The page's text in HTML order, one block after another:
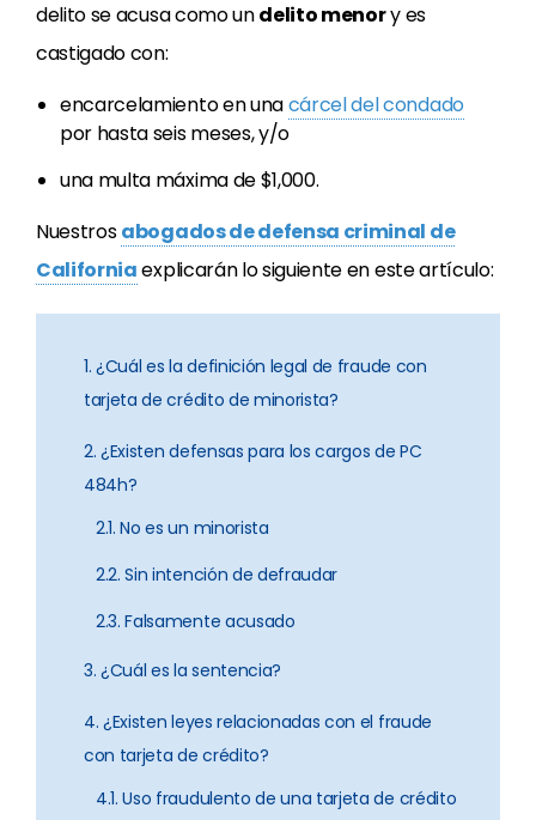
delito se acusa como undelito menory es
castigado con:
encarcelamiento en unacárcel del condado
por hasta seis meses, y/o
una multa máxima de $1,000.
Nuestrosabogados de defensa criminal de
Californiaexplicarán lo siguiente en este artículo:
1. ¿Cuál es la definición legal de fraude con
tarjeta de crédito de minorista?
2. ¿Existen defensas para los cargos de PC
484h?
2.1. No es un minorista
2.2. Sin intención de defraudar
2.3. Falsamente acusado
3. ¿Cuál es la sentencia?
4. ¿Existen leyes relacionadas con el fraude
con tarjeta de crédito?
4.1. Uso fraudulento de una tarjeta de crédito